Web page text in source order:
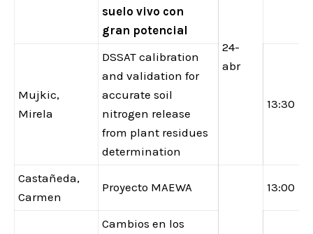
suelo vivo con
gran potencial
24-
abr
Mujkic,
Mirela
DSSAT calibration
and validation for
accurate soil
nitrogen release
from plant residues
determination
13:30
Castañeda,
Carmen
Proyecto MAEWA 13:00
Cambios en los